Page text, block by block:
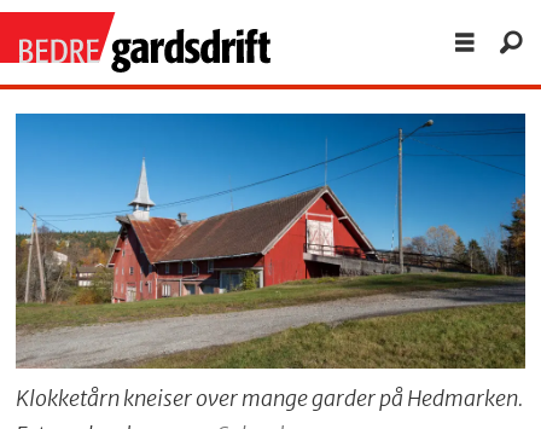
Klokketårn kneiser over mange garder på Hedmarken.